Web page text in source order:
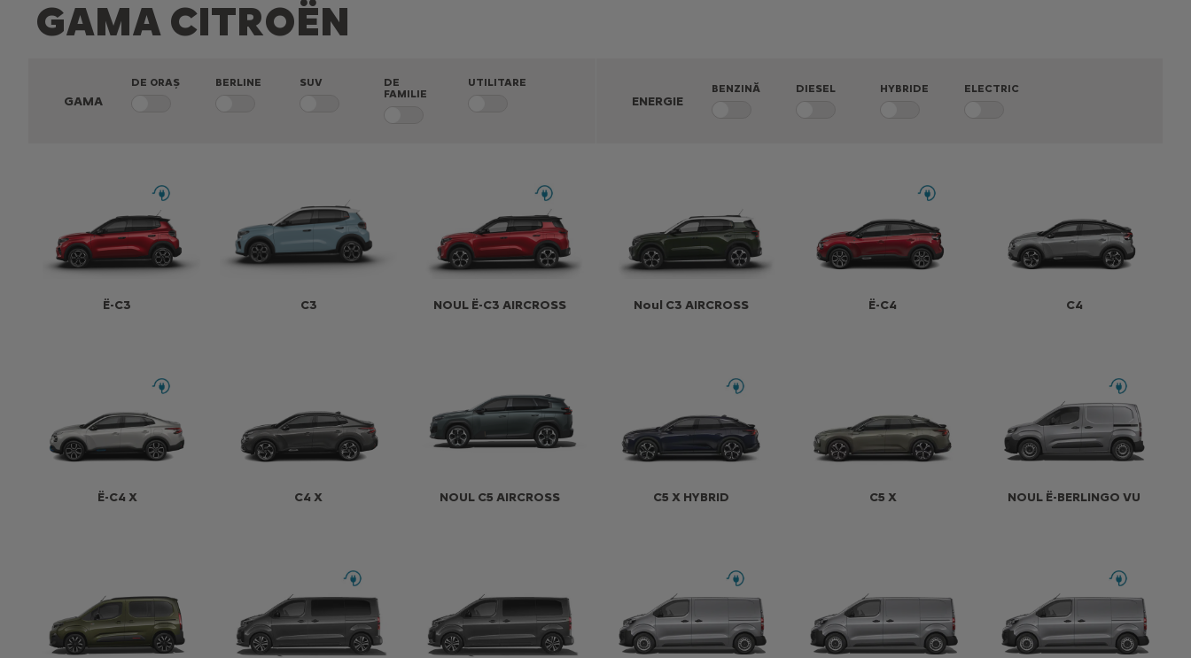
GAMA CITROËN
GAMA
DE ORAȘ BERLINE SUV
DE
FAMILIE
UTILITARE
ENERGIE
BENZINĂ DIESEL HYBRIDE ELECTRIC
Ë-C3 C3 NOUL Ë-C3 AIRCROSS Noul C3 AIRCROSS Ë-C4 C4
Ë-C4 X C4 X NOUL C5 AIRCROSS C5 X HYBRID C5 X NOUL Ë-BERLINGO VU